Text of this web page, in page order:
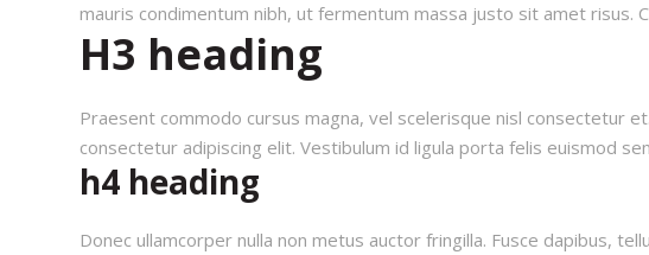
mauris condimentum nibh, ut fermentum massa justo sit amet
H3 heading
Praesent commodo cursus magna, vel scelerisque nisl consectetur
consectetur adipiscing elit. Vestibulum id ligula porta felis euismod
h4 heading
Donec ullamcorper nulla non metus auctor fringilla. Fusce dapibus,